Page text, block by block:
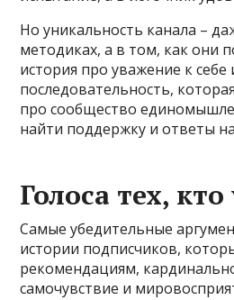
Но уникальность канала –
методиках, а в том, как они
история про уважение к себе
последовательность,
про сообщество
найти поддержку и ответы
Голоса тех,
Самые убедительные
истории подписчиков,
рекомендациям,
самочувствие и